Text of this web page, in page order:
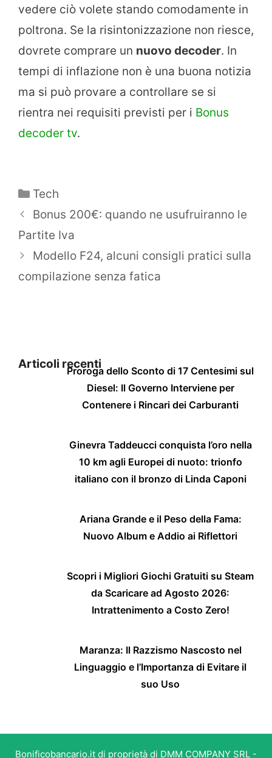
vedere ciò volete stando comodamente in
poltrona. Se la risintonizzazione non riesce,
dovrete comprare un nuovo decoder. In
tempi di inflazione non è una buona notizia
ma si può provare a controllare se si
rientra nei requisiti previsti per i Bonus
decoder tv.
Categorie
Tech
Bonus 200€: quando ne usufruiranno le
Partite Iva
Modello F24, alcuni consigli pratici sulla
compilazione senza fatica
Articoli recentiProroga dello Sconto di 17 Centesimi sul
Diesel: Il Governo Interviene per
Contenere i Rincari dei Carburanti
Ginevra Taddeucci conquista l’oro nella
10 km agli Europei di nuoto: trionfo
italiano con il bronzo di Linda Caponi
Ariana Grande e il Peso della Fama:
Nuovo Album e Addio ai Riflettori
Scopri i Migliori Giochi Gratuiti su Steam
da Scaricare ad Agosto 2026:
Intrattenimento a Costo Zero!
Maranza: Il Razzismo Nascosto nel
Linguaggio e l’Importanza di Evitare il
suo Uso
Bonificobancario.it di proprietà di DMM COMPANY SRL -